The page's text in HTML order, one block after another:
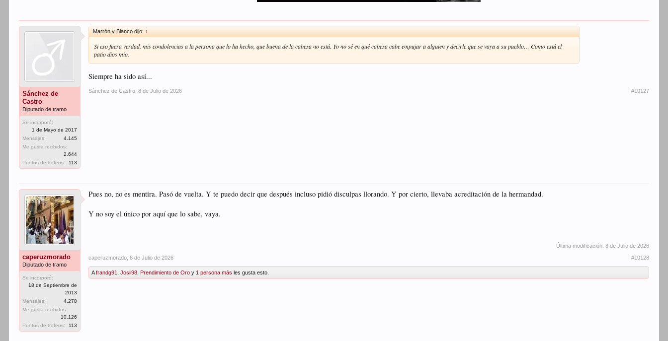
Sánchez de
Castro
Diputado de tramo
Se incorporó:
1 de Mayo de 2017
Mensajes:
4.145
Me gusta recibidos:
2.644
Puntos de trofeos:
113
Marrón y Blanco dijo: ↑
Si eso fuera verdad, mis condolencias a la persona que lo ha hecho, que buena de la cabeza no está. Yo no sé en qué cabeza cabe empujar a alguien y decirle que se vaya a su pueblo… Como está el
patio dios mío.
Siempre ha sido así...
Sánchez de Castro 8 de Julio de 2026 #10127
caperuzmorado
Diputado de tramo
Se incorporó:
18 de Septiembre de
2013
Mensajes:
4.278
Me gusta recibidos:
10.126
Puntos de trofeos:
113
Pues no, no es mentira. Pasó de vuelta. Y te puedo decir que después incluso pidió disculpas llorando. Y por cierto, llevaba acreditación de la hermandad.
Y no soy el único por aquí que lo sabe, vaya.
Última modificación: 8 de Julio de 2026
caperuzmorado 8 de Julio de 2026 #10128
Afrandg91 ,Josii98 ,Prendimiento de Oro y 1 persona más les gusta esto.